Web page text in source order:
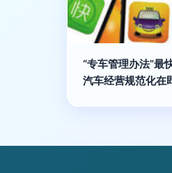
“专车管理办法”最
汽车经营规范化在